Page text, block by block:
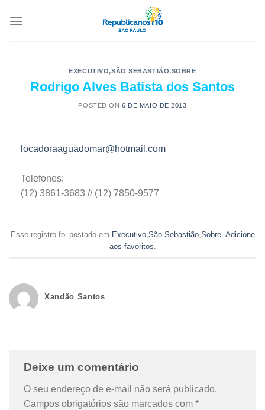
EXECUTIVO,SÃO SEBASTIÃO,SOBRE
Rodrigo Alves Batista dos Santos
POSTED ON6 DE MAIO DE 2013
locadoraaguadomar@hotmail.com
Telefones:
(12) 3861-3683 // (12) 7850-9577
Esse registro foi postado em Executivo, São Sebastião, Sobre. Adicione
aos favoritos
Xandão Santos
Deixe um comentário
O seu endereço de e-mail não será publicado.
Campos obrigatórios são marcados com *